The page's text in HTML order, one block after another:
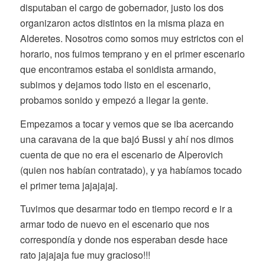
disputaban el cargo de gobernador, justo los dos
organizaron actos distintos en la misma plaza en
Alderetes. Nosotros como somos muy estrictos con el
horario, nos fuimos temprano y en el primer escenario
que encontramos estaba el sonidista armando,
subimos y dejamos todo listo en el escenario,
probamos sonido y empezó a llegar la gente.
Empezamos a tocar y vemos que se iba acercando
una caravana de la que bajó Bussi y ahí nos dimos
cuenta de que no era el escenario de Alperovich
(quien nos habían contratado), y ya habíamos tocado
el primer tema jajajajaj.
Tuvimos que desarmar todo en tiempo record e ir a
armar todo de nuevo en el escenario que nos
correspondía y donde nos esperaban desde hace
rato jajajaja fue muy gracioso!!!